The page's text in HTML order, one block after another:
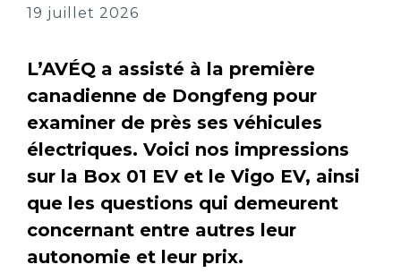
19 juillet 2026
L’AVÉQ a assisté à la première
canadienne de Dongfeng pour
examiner de près ses véhicules
électriques. Voici nos impressions
sur la Box 01 EV et le Vigo EV, ainsi
que les questions qui demeurent
concernant entre autres leur
autonomie et leur prix.